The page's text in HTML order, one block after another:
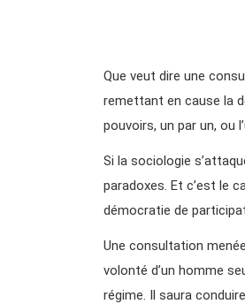
Que veut dire une
remettant en cause la
pouvoirs, un par un, ou
Si la sociologie
paradoxes. Et c’est le
démocratie de
Une consultation
volonté d’un homme
régime. Il saura